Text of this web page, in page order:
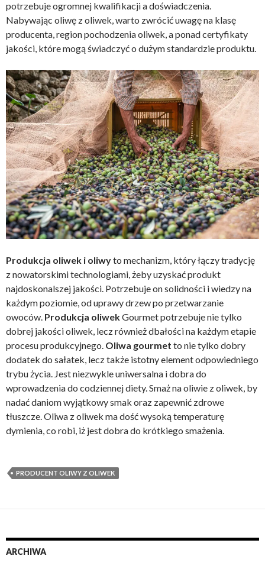
potrzebuje ogromnej kwalifikacji a doświadczenia.
Nabywając oliwę z oliwek, warto zwrócić uwagę na klasę
producenta, region pochodzenia oliwek, a ponad certyfikaty
jakości, które mogą świadczyć o dużym standardzie produktu.
Produkcja oliwek i oliwyto mechanizm, który łączy tradycję
z nowatorskimi technologiami, żeby uzyskać produkt
najdoskonalszej jakości. Potrzebuje on solidności i wiedzy na
każdym poziomie, od uprawy drzew po przetwarzanie
owoców. Produkcja oliwekGourmet potrzebuje nie tylko
dobrej jakości oliwek, lecz również dbałości na każdym etapie
procesu produkcyjnego. Oliwa gourmet to nie tylko dobry
dodatek do sałatek, lecz także istotny element odpowiedniego
trybu życia. Jest niezwykle uniwersalna i dobra do
wprowadzenia do codziennej diety. Smaż na oliwie z oliwek, by
nadać daniom wyjątkowy smak oraz zapewnić zdrowe
tłuszcze. Oliwa z oliwek ma dość wysoką temperaturę
dymienia, co robi, iż jest dobra do krótkiego smażenia.
PRODUCENT OLIWY Z OLIWEK
ARCHIWA